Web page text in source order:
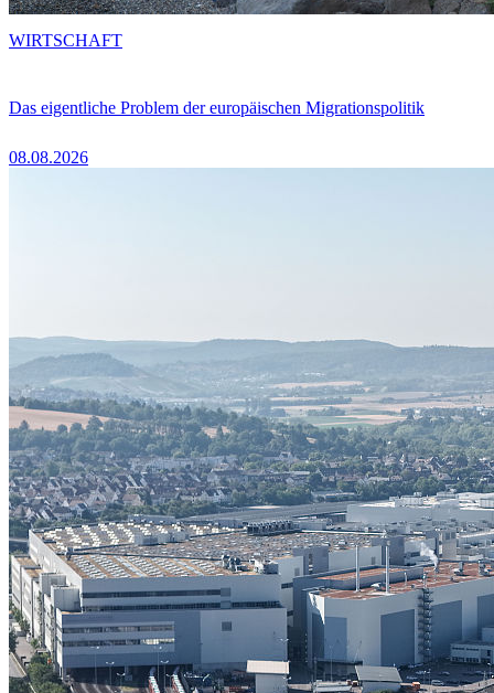
Das eigentliche Problem der europäischen Migrationspolitik
08.08.2026
WIRTSCHAFT